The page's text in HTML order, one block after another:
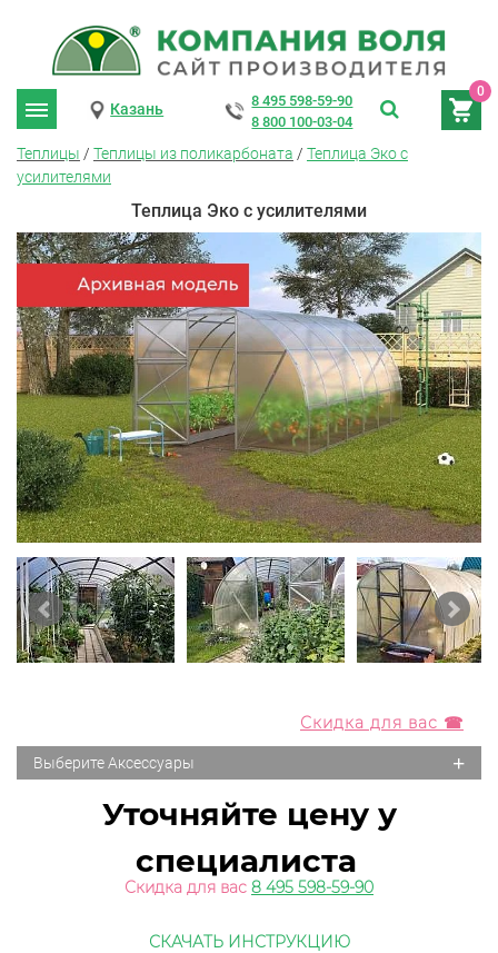
0
Казань
8 495 598-59-90
8 800 100-03-04
Теплицы / Теплицы из поликарбоната / Теплица Эко с
усилителями
Теплица Эко с усилителями
Скидка для вас ☎
Выберите Аксессуары +
Уточняйте цену у
специалиста
Скидка для вас 8 495 598-59-90
СКАЧАТЬ ИНСТРУКЦИЮ